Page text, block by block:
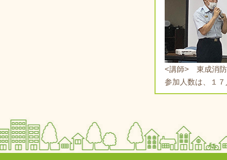
<講師> 東成消防
参加人数は、１